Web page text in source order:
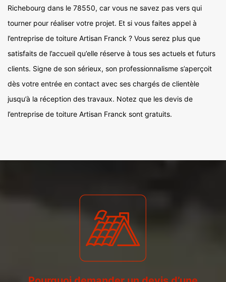
Richebourg dans le 78550, car vous ne savez pas vers qui
tourner pour réaliser votre projet. Et si vous faites appel à
l’entreprise de toiture Artisan Franck ? Vous serez plus que
satisfaits de l’accueil qu’elle réserve à tous ses actuels et futurs
clients. Signe de son sérieux, son professionnalisme s’aperçoit
dès votre entrée en contact avec ses chargés de clientèle
jusqu’à la réception des travaux. Notez que les devis de
l’entreprise de toiture Artisan Franck sont gratuits.